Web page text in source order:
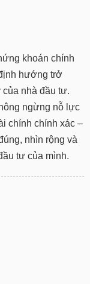
khoán chính
hướng trở
nhà đầu tư.
ngừng nỗ lực
chính chính xác –
nhìn rộng và
tư của mình.